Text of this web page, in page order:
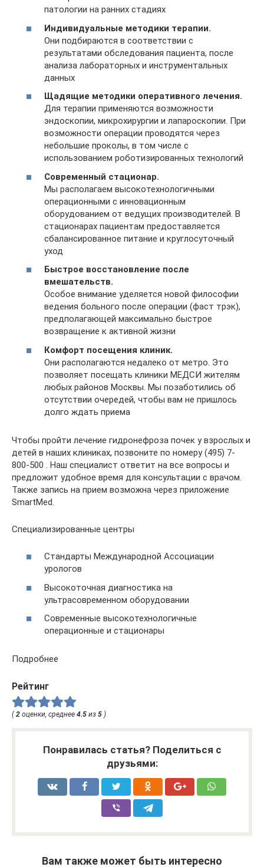
патологии на ранних стадиях
Индивидуальные методики терапии.
Они подбираются в соответствии с
результатами обследования пациента, после
анализа лабораторных и инструментальных
данных
Щадящие методики оперативного лечения.
Для терапии применяются возможности
эндоскопии, микрохирургии и лапароскопии. При
возможности операции проводятся через
небольшие проколы, в том числе с
использованием роботизированных технологий
Современный стационар.
Мы располагаем высокотехнологичными
операционными с инновационным
оборудованием от ведущих производителей. В
стационарах пациентам предоставляется
сбалансированное питание и круглосуточный
уход
Быстрое восстановление после
вмешательств.
Особое внимание уделяется новой философии
ведения больного после операции (фаст трэк),
предполагающей максимально быстрое
возвращение к активной жизни
Комфорт посещения клиник.
Они располагаются недалеко от метро. Это
позволяет посещать клиники МЕДСИ жителям
любых районов Москвы. Мы позаботились об
отсутствии очередей, чтобы вам не пришлось
долго ждать приема
Чтобы пройти лечение гидронефроза почек у взрослых и
детей в наших клиниках, позвоните по номеру (495) 7-
800-500 . Наш специалист ответит на все вопросы и
предложит удобное время для консультации с врачом.
Также запись на прием возможна через приложение
SmartMed.
Специализированные центры
Стандарты Международной Ассоциации
урологов
Высокоточная диагностика на
ультрасовременном оборудовании
Современные высокотехнологичные
операционные и стационары
Подробнее
Рейтинг
(2 оценки, среднее 4.5 из 5 )
Понравилась статья? Поделиться с
друзьями:
Вам также может быть интересно